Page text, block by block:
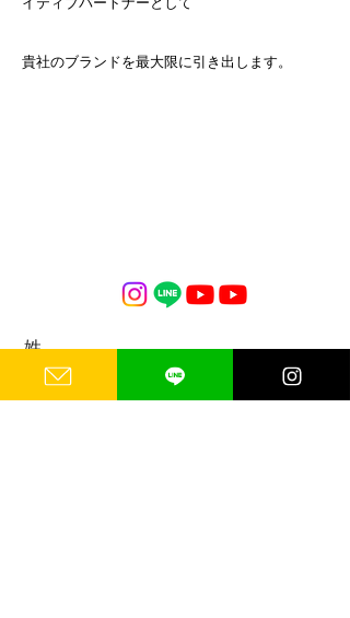
貴社のブランドを最大限に引き出します。
姓